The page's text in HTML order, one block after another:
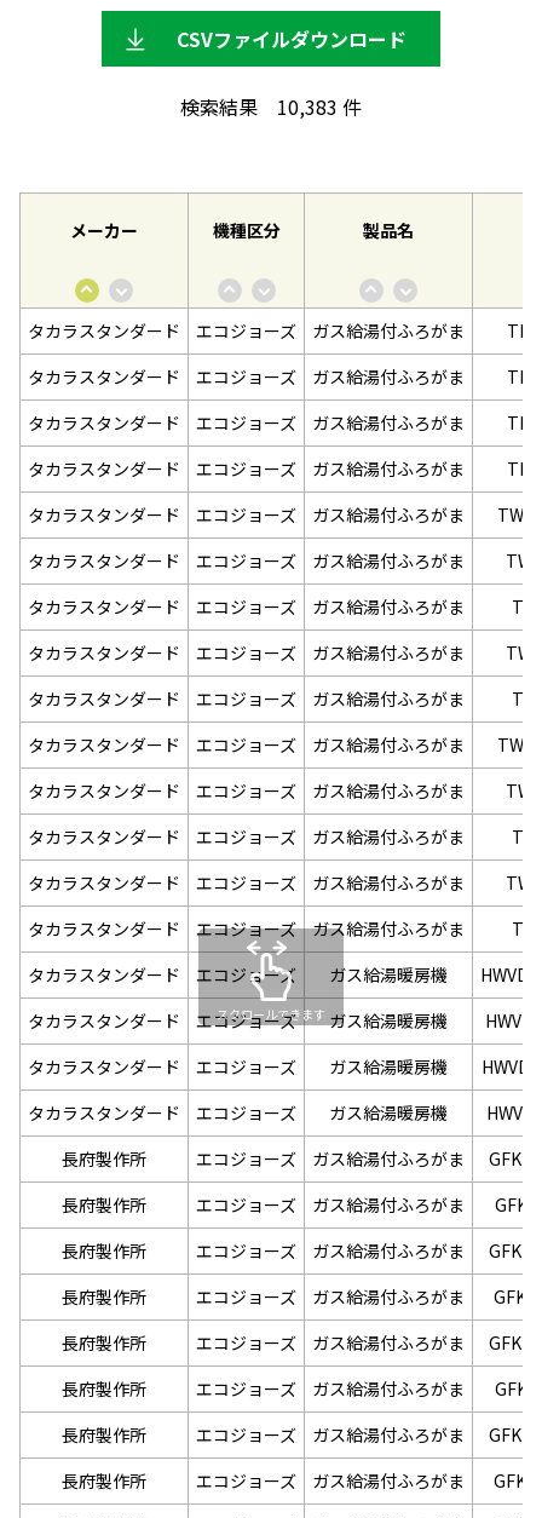
CSVファイルダウンロード
検索結果 10,383 件
メーカー 機種区分 製品名
タカラスタンダード エコジョーズ ガス給湯付ふろがま
TR-
タカラスタンダード
エコジョーズ ガス給湯付ふろがま
TR-
タカラスタンダード
エコジョーズ ガス給湯付ふろがま
TR-
タカラスタンダード
エコジョーズ ガス給湯付ふろがま
TR-
タカラスタンダード
エコジョーズ ガス給湯付ふろがま
TW-
タカラスタンダード
エコジョーズ ガス給湯付ふろがま
タカラスタンダード
エコジョーズ ガス給湯付ふろがま
タカラスタンダード
エコジョーズ ガス給湯付ふろがま
タカラスタンダード
エコジョーズ ガス給湯付ふろがま
タカラスタンダード
エコジョーズ ガス給湯付ふろがま
TW-
タカラスタンダード
エコジョーズ ガス給湯付ふろがま
タカラスタンダード
エコジョーズ ガス給湯付ふろがま
タカラスタンダード
エコジョーズ ガス給湯付ふろがま
タカラスタンダード
エコジョーズ ガス給湯付ふろがま
タカラスタンダード
エコジョーズ ガス給湯暖房機
タカラスタンダード
エコジョーズ ガス給湯暖房機
タカラスタンダード
エコジョーズ ガス給湯暖房機
タカラスタンダード
エコジョーズ ガス給湯暖房機
長府製作所
エコジョーズ ガス給湯付ふろがま
GFK-
長府製作所
エコジョーズ ガス給湯付ふろがま
GFK-
長府製作所
エコジョーズ ガス給湯付ふろがま
GFK-
長府製作所
エコジョーズ ガス給湯付ふろがま
GFK-
長府製作所
エコジョーズ ガス給湯付ふろがま
GFK-
長府製作所
エコジョーズ ガス給湯付ふろがま
GFK-
長府製作所
エコジョーズ ガス給湯付ふろがま
GFK-
長府製作所
エコジョーズ ガス給湯付ふろがま
GFK-
スクロールできます